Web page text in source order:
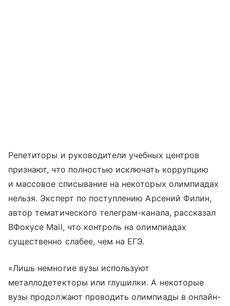
Репетиторы и руководители учебных центров
признают, что полностью исключать коррупцию
и массовое списывание на некоторых олимпиадах
нельзя. Эксперт по поступлению Арсений Филин,
автор тематического телеграм-канала, рассказал
ВФокусе Mail, что контроль на олимпиадах
существенно слабее, чем на ЕГЭ.
«Лишь немногие вузы используют
металлодетекторы или глушилки. А некоторые
вузы продолжают проводить олимпиады в онлайн-